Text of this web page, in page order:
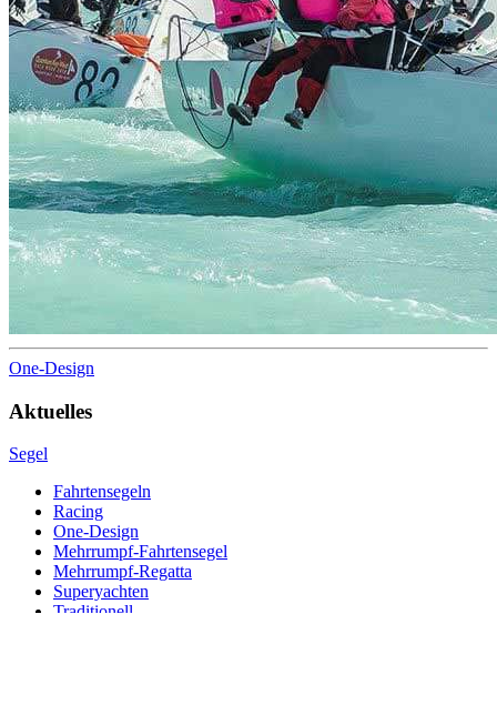
One-Design
Aktuelles
Segel
Fahrtensegeln
Racing
One-Design
Mehrrumpf-Fahrtensegel
Mehrrumpf-Regatta
Superyachten
Traditionell